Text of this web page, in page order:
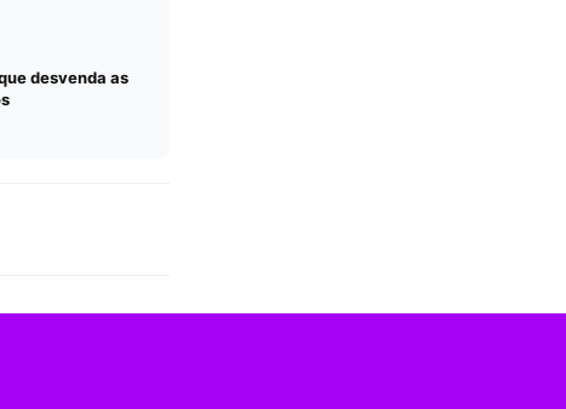
desvenda as